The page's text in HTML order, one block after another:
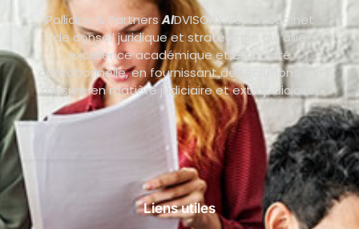
Pollicino & PartnersAIDVISORY est un cabinet
de conseil juridique et stratégique qui allie
excellence académique et efficacité
opérationnelle, en fournissant des solutions sur
mesure en matière judiciaire et extrajudiciaire.
Liens utiles